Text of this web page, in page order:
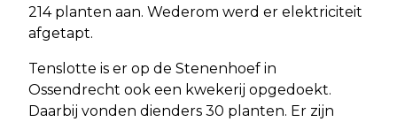
214 planten aan. Wederom werd er elektriciteit
afgetapt.
Tenslotte is er op de Stenenhoef in
Ossendrecht ook een kwekerij opgedoekt.
Daarbij vonden dienders 30 planten. Er zijn